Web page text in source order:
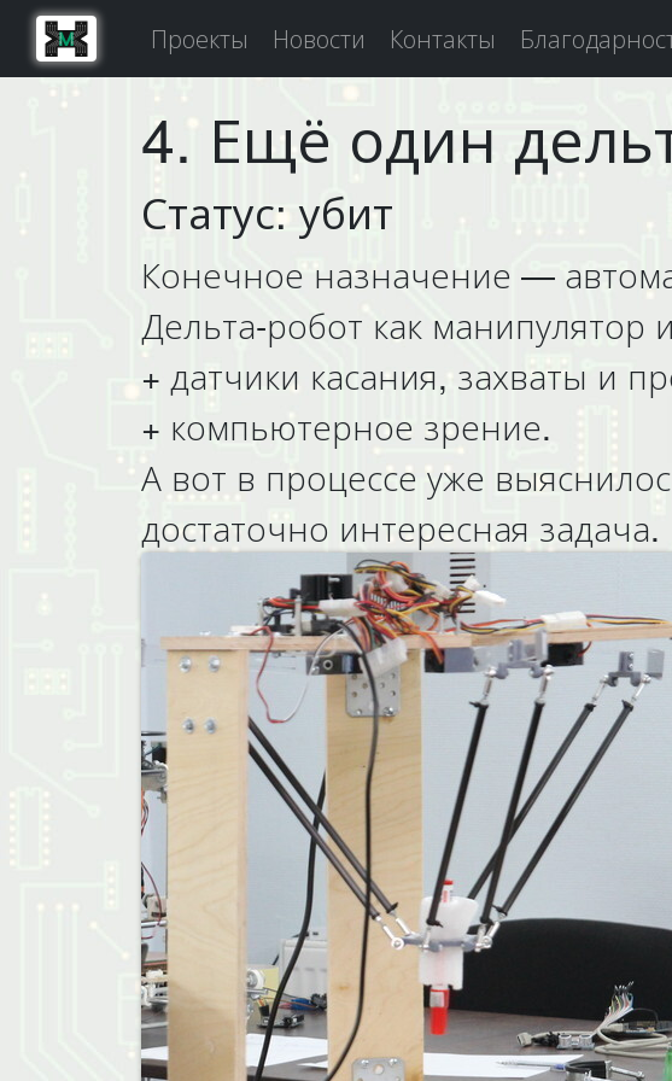
Проекты Новости Контакты
4. Ещё один
Статус: убит
Конечное назначение —
Дельта-робот как манипулятор
+ датчики касания, захваты и
+ компьютерное зрение.
А вот в процессе уже
достаточно интересная задача.